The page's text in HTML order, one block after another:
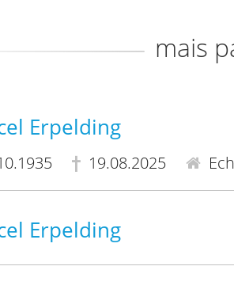
mais
Erpelding
19.08.2025
Erpelding